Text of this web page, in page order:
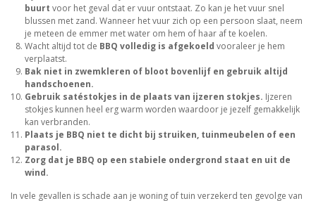
buurt voor het geval dat er vuur ontstaat. Zo kan je het vuur snel
blussen met zand. Wanneer het vuur zich op een persoon slaat, neem
je meteen de emmer met water om hem of haar af te koelen.
Wacht altijd tot de BBQ volledig is afgekoeld vooraleer je hem
verplaatst.
Bak niet in zwemkleren of bloot bovenlijf en gebruik altijd
handschoenen.
Gebruik satéstokjes in de plaats van ijzeren stokjes. Ijzeren
stokjes kunnen heel erg warm worden waardoor je jezelf gemakkelijk
kan verbranden.
Plaats je BBQ niet te dicht bij struiken, tuinmeubelen of een
parasol.
Zorg dat je BBQ op een stabiele ondergrond staat en uit de
wind.
In vele gevallen is schade aan je woning of tuin verzekerd ten gevolge van